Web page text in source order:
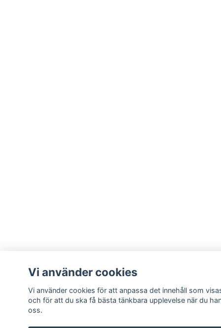
Vi använder cookies
Vi använder cookies för att anpassa det innehåll som
och för att du ska få bästa tänkbara upplevelse när du
oss.